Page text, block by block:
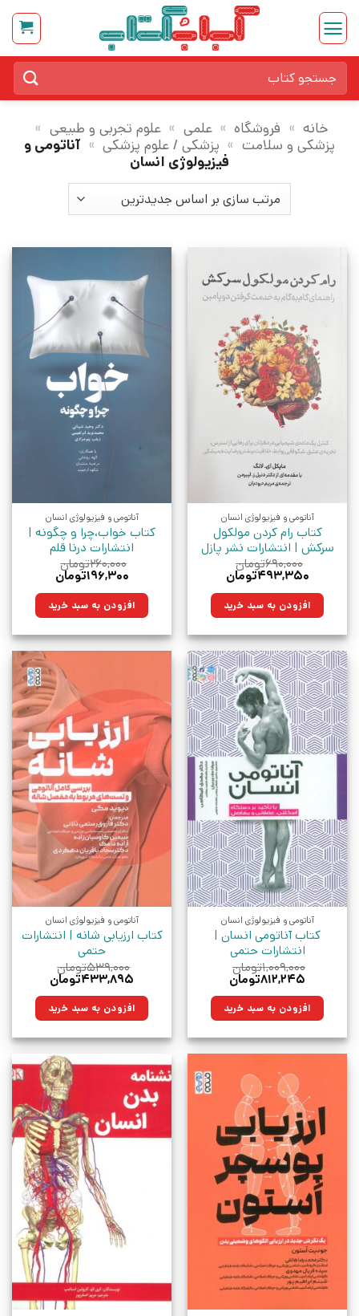
Skip
content
برای:
خانه » فروشگاه » علمی » علوم تجربی و طبیعی »
پزشکی و سلامت » پزشکی / علوم پزشکی » آناتومی و
فیزیولوژی انسان
آناتومی و فیزیولوژی انسان
کتاب رام کردن مولکول
سرکش | انتشارات نشر پازل
۶۹۰,۰۰۰تومان
قیمت
۶۹۰,۰۰۰تومان
بود.
۴۹۳,۳۵۰تومان
۴۹۳,۳۵۰تومان. افزودن به سبد خرید
آناتومی و فیزیولوژی انسان
کتاب خواب،چرا و چگونه |
انتشارات درنا قلم
۲۶۰,۰۰۰تومان
قیمت
۲۶۰,۰۰۰تومان
بود.
۱۹۶,۳۰۰تومان
۱۹۶,۳۰۰تومان.افزودن به سبد خرید
آناتومی و فیزیولوژی انسان
کتاب آناتومی انسان |
انتشارات حتمی
۱,۰۰۹,۰۰۰تومان
قیمت
۱,۰۰۹,۰۰۰تومان
بود.
۸۱۲,۲۴۵تومان
۸۱۲,۲۴۵تومان.افزودن به سبد خرید
آناتومی و فیزیولوژی انسان
کتاب ارزیابی شانه | انتشارات
حتمی
۵۳۹,۰۰۰تومان
قیمت
۵۳۹,۰۰۰تومان
بود.
۴۳۳,۸۹۵تومان
۴۳۳,۸۹۵تومان. افزودن به سبد خرید